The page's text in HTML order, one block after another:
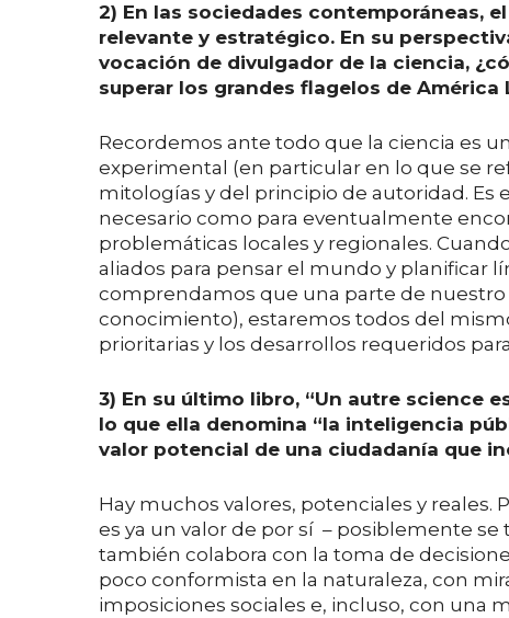
2) En las sociedades contemporáneas,
relevante y estratégico. En su
vocación de divulgador de la ciencia,
superar los grandes flagelos de
Recordemos ante todo que la ciencia es
experimental (en particular en lo que se
mitologías y del principio de autoridad.
necesario como para eventualmente
problemáticas locales y regionales.
aliados para pensar el mundo y planificar
comprendamos que una parte de nuestro
conocimiento), estaremos todos del
prioritarias y los desarrollos requeridos
3) En su último libro, “Un autre science
lo que ella denomina “la inteligencia
valor potencial de una ciudadanía que
Hay muchos valores, potenciales y
es ya un valor de por sí – posiblemente
también colabora con la toma de
poco conformista en la naturaleza, con
imposiciones sociales e, incluso, con una